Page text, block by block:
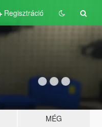
Regisztráció
MÉG